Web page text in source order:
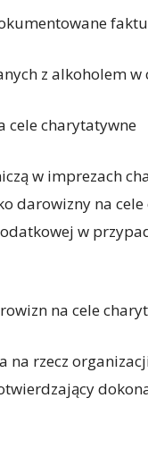
z alkoholem
cele charytatywne
w imprezach
darowizny na
w
na cele
na rzecz